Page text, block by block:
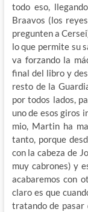
todo eso,
Braavos (los
pregunten a
lo que permite su
va forzando la
final del libro y
resto de la
por todos lados,
uno de esos giros
mio, Martin ha
tanto, porque
con la cabeza de
muy cabrones) y
acabaremos con
claro es que
tratando de pasar